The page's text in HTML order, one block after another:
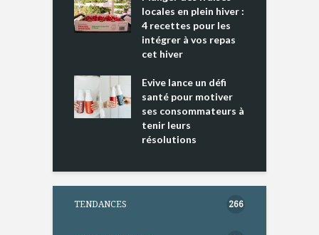
locales en plein hiver :
4 recettes pour les
intégrer à vos repas
cet hiver
Evive lance un défi
santé pour motiver
ses consommateurs à
tenir leurs
résolutions
TENDANCES 266